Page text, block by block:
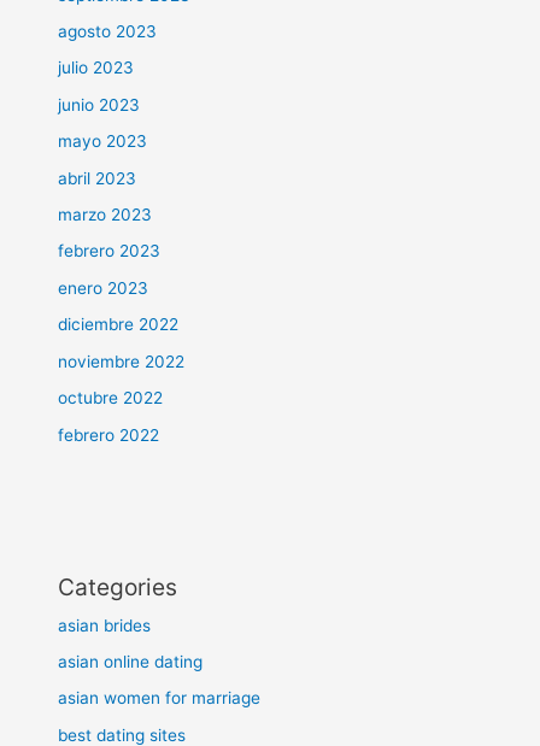
agosto 2023
julio 2023
junio 2023
mayo 2023
abril 2023
marzo 2023
febrero 2023
enero 2023
diciembre 2022
noviembre 2022
octubre 2022
febrero 2022
Categories
asian brides
asian online dating
asian women for marriage
best dating sites